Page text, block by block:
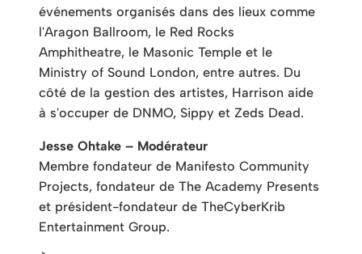
événements organisés dans des lieux comme
l'Aragon Ballroom, le Red Rocks
Amphitheatre, le Masonic Temple et le
Ministry of Sound London, entre autres. Du
côté de la gestion des artistes, Harrison aide
à s'occuper de DNMO, Sippy et Zeds Dead.
Jesse Ohtake – Modérateur
Membre fondateur de Manifesto Community
Projects, fondateur de The Academy Presents
et président-fondateur de TheCyberKrib
Entertainment Group.